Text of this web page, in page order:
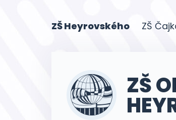
ZŠ Heyrovského(current)
ZŠ
ZŠ